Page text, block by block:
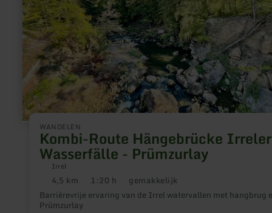
WANDELEN
Kombi-Route Hängebrücke Irreler
Wasserfälle - Prümzurlay
Irrel
Afstand:
4,5 km Duur:
1:20 h Moeilijkheidsgraad:
gemakkelijk
Barrièrevrije ervaring van de Irrel watervallen met hangbrug
Prümzurlay